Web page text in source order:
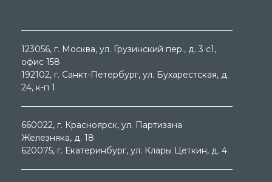
123056, г. Москва, ул. Грузинский пер., д. 3 c1,
офис 158
192102, г. Санкт-Петербург, ул. Бухарестская, д.
24, к-п 1
660022, г. Красноярск, ул. Партизана
Железняка, д. 18
620075, г. Екатеринбург, ул. Клары Цеткин, д. 4